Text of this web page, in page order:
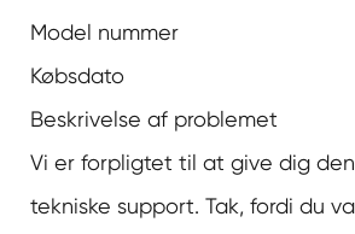
Model nummer
Købsdato
Beskrivelse af problemet
Vi er forpligtet til at give dig
tekniske support. Tak, fordi du